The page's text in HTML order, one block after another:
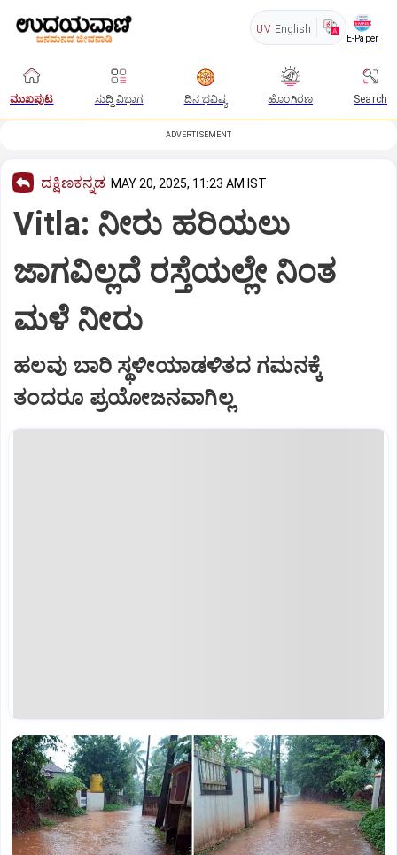
UV English
E-Paper
ಮುಖಪುಟ ಸುದ್ದಿ ವಿಭಾಗ ದಿನ ಭವಿಷ್ಯ ಹೊಂಗಿರಣ Search
ADVERTISEMENT
ದಕ್ಷಿಣಕನ್ನಡ MAY 20, 2025, 11:23 AM IST
Vitla: ನೀರು ಹರಿಯಲು
ಜಾಗವಿಲ್ಲದೆ ರಸ್ತೆಯಲ್ಲೇ ನಿಂತ
ಮಳೆ ನೀರು
ಹಲವು ಬಾರಿ ಸ್ಥಳೀಯಾಡಳಿತದ ಗಮನಕ್ಕೆ
ತಂದರೂ ಪ್ರಯೋಜನವಾಗಿಲ್ಲ